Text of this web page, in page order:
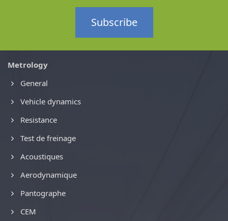
Subscribe
Metrology
General
Vehicle dynamics
Resistance
Test de freinage
Acoustiques
Aerodynamique
Pantographe
CEM